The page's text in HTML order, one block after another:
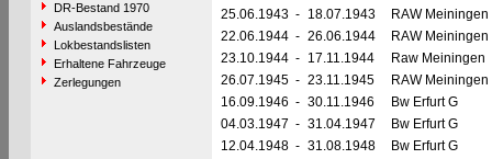
DR-Bestand 1970
Auslandsbestände
Lokbestandslisten
Erhaltene Fahrzeuge
Zerlegungen
25.06.1943 - 18.07.1943
RAW Meiningen
22.06.1944 - 26.06.1944
RAW Meiningen
23.10.1944 - 17.11.1944
Raw Meiningen
26.07.1945 - 23.11.1945
RAW Meiningen
16.09.1946 - 30.11.1946
Bw Erfurt G
04.03.1947 - 31.04.1947
Bw Erfurt G
12.04.1948 - 31.08.1948
Bw Erfurt G